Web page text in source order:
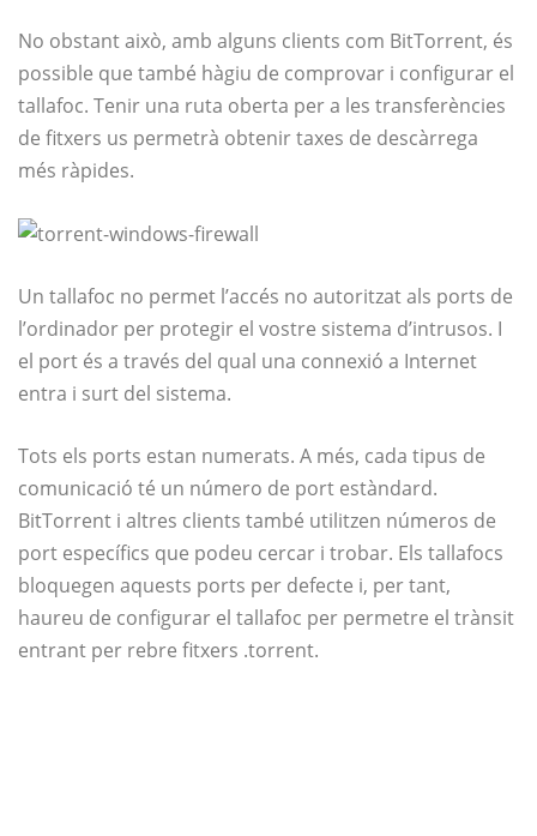
No obstant això, amb alguns clients com BitTorrent, és
possible que també hàgiu de comprovar i configurar el
tallafoc. Tenir una ruta oberta per a les transferències
de fitxers us permetrà obtenir taxes de descàrrega
més ràpides.
Un tallafoc no permet l’accés no autoritzat als ports de
l’ordinador per protegir el vostre sistema d’intrusos. I
el port és a través del qual una connexió a Internet
entra i surt del sistema.
Tots els ports estan numerats. A més, cada tipus de
comunicació té un número de port estàndard.
BitTorrent i altres clients també utilitzen números de
port específics que podeu cercar i trobar. Els tallafocs
bloquegen aquests ports per defecte i, per tant,
haureu de configurar el tallafoc per permetre el trànsit
entrant per rebre fitxers .torrent.